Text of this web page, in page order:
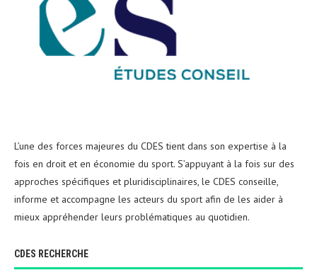
L’une des forces majeures du CDES tient dans son expertise à la
fois en droit et en économie du sport. S’appuyant à la fois sur des
approches spécifiques et pluridisciplinaires, le CDES conseille,
informe et accompagne les acteurs du sport afin de les aider à
mieux appréhender leurs problématiques au quotidien.
CDES RECHERCHE